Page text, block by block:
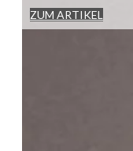
ZUM ARTIKEL